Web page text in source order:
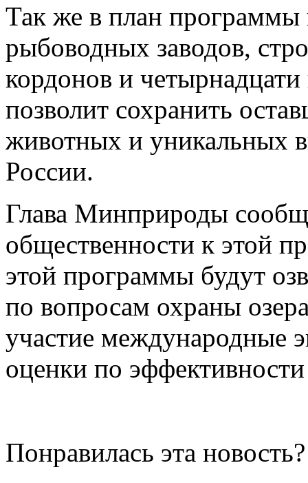
Так же в план программы
рыбоводных заводов,
кордонов и
позволит сохранить
животных и уникальных
России.
Глава Минприроды
общественности к этой
этой программы будут
по вопросам охраны
участие международные
оценки по эффективности
Понравилась эта